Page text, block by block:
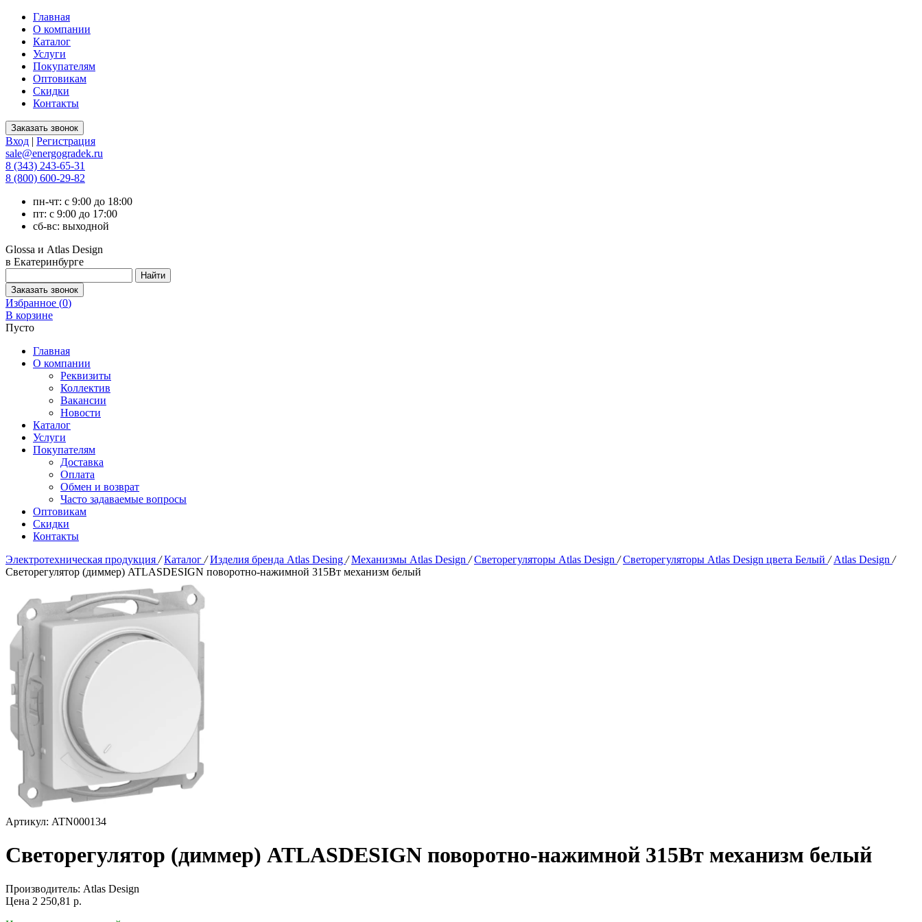
Главная
О компании
Каталог
Услуги
Покупателям
Оптовикам
Скидки
Контакты
Вход | Регистрация
sale@energogradek.ru
8 (343) 243-65-31
8 (800) 600-29-82
пн-чт: с 9:00 до 18:00
пт: с 9:00 до 17:00
сб-вс: выходной
Glossa и Atlas Design
в Екатеринбурге
Избранное (0)
В корзине
Пусто
Главная
О компании
Реквизиты
Коллектив
Вакансии
Новости
Каталог
Услуги
Покупателям
Доставка
Оплата
Обмен и возврат
Часто задаваемые вопросы
Оптовикам
Скидки
Контакты
Электротехническая продукция / Каталог / Изделия бренда Atlas Desing / Механизмы Atlas Design / Светорегуляторы Atlas Design / Светорегуляторы Atlas Design цвета Белый / Atlas Design /
Светорегулятор (диммер) ATLASDESIGN поворотно-нажимной 315Вт механизм белый
Артикул: ATN000134
Светорегулятор (диммер) ATLASDESIGN поворотно-нажимной 315Вт механизм белый
Производитель: Atlas Design
Цена 2 250,81 р.